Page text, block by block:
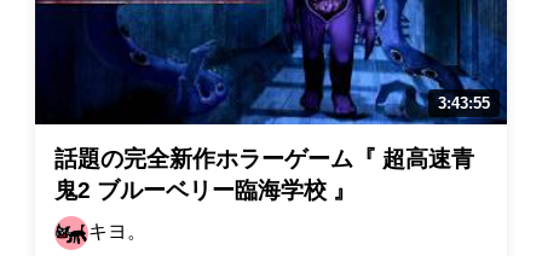
話題の完全新作ホラーゲーム『 超高速青
鬼2 ブルーベリー臨海学校 』
キヨ。